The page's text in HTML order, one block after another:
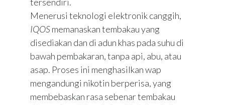
Menerusi teknologi elektronik canggih,
IQOSmemanaskan tembakau yang
disediakan dan di adun khas pada suhu di
bawah pembakaran, tanpa api, abu, atau
asap. Proses ini menghasilkan wap
mengandungi nikotin berperisa, yang
membebaskan rasa sebenar tembakau